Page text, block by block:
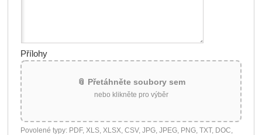
Přílohy
📎 Přetáhněte soubory sem
nebo klikněte pro výběr
Povolené typy: PDF, XLS, XLSX, CSV, JPG, JPEG, PNG, TXT, DOC,